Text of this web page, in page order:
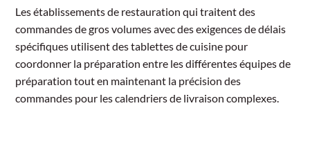
Les établissements de restauration qui traitent des
commandes de gros volumes avec des exigences de délais
spécifiques utilisent des tablettes de cuisine pour
coordonner la préparation entre les différentes équipes de
préparation tout en maintenant la précision des
commandes pour les calendriers de livraison complexes.